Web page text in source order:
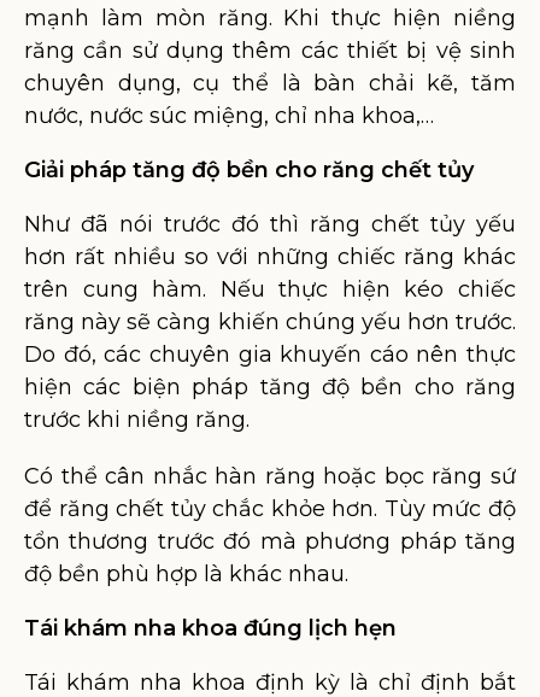
mạnh làm mòn răng. Khi thực hiện niềng
răng cần sử dụng thêm các thiết bị vệ sinh
chuyên dụng, cụ thể là bàn chải kẽ, tăm
nước, nước súc miệng, chỉ nha khoa,…
Giải pháp tăng độ bền cho răng chết tủy
Như đã nói trước đó thì răng chết tủy yếu
hơn rất nhiều so với những chiếc răng khác
trên cung hàm. Nếu thực hiện kéo chiếc
răng này sẽ càng khiến chúng yếu hơn trước.
Do đó, các chuyên gia khuyến cáo nên thực
hiện các biện pháp tăng độ bền cho răng
trước khi niềng răng.
Có thể cân nhắc hàn răng hoặc bọc răng sứ
để răng chết tủy chắc khỏe hơn. Tùy mức độ
tổn thương trước đó mà phương pháp tăng
độ bền phù hợp là khác nhau.
Tái khám nha khoa đúng lịch hẹn
Tái khám nha khoa định kỳ là chỉ định bắt